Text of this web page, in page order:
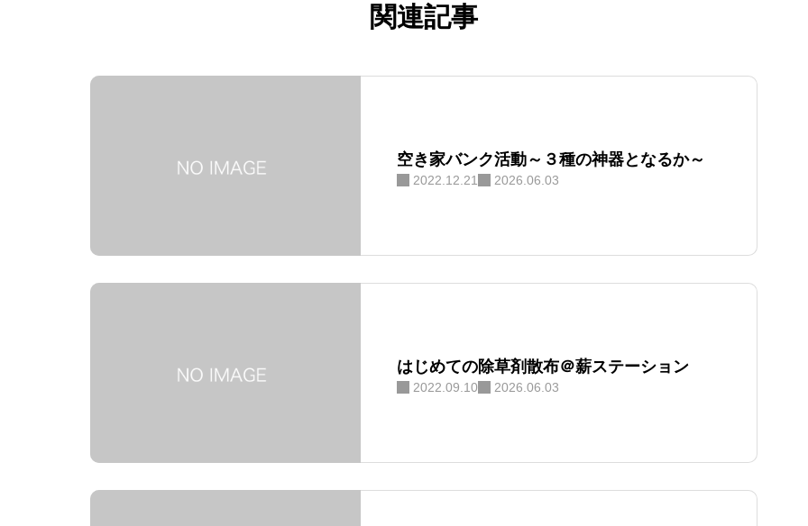
関連記事
空き家バンク活動～３種の神器となるか～
2022.12.21 2026.06.03
はじめての除草剤散布＠薪ステーション
2022.09.10 2026.06.03